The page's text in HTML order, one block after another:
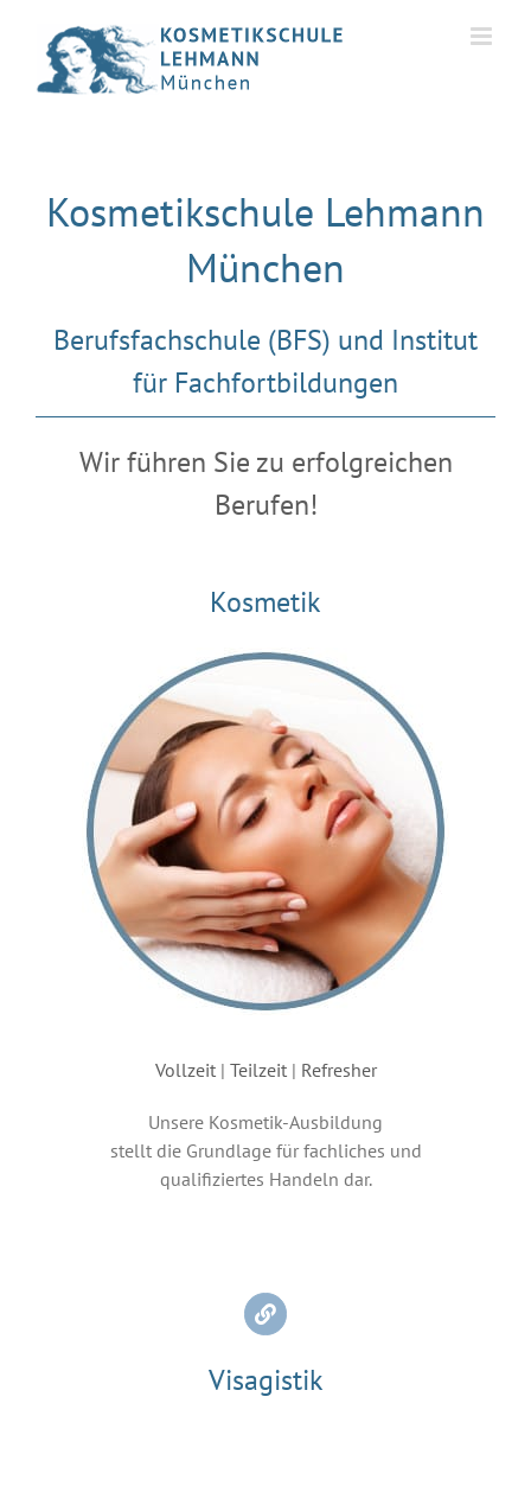
content
Kosmetikschule Lehmann
München
Berufsfachschule (BFS) und Institut
für Fachfortbildungen
Wir führen Sie zu erfolgreichen
Berufen!
Kosmetik
Vollzeit| Teilzeit| Refresher
Unsere Kosmetik-Ausbildung
stellt die Grundlage für fachliches und
qualifiziertes Handeln dar.
Visagistik